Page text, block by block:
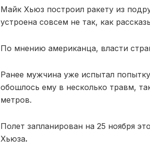
Майк Хьюз построил ракету из
устроена совсем не так, как
По мнению американца, власти
Ранее мужчина уже испытал
обошлось ему в несколько травм,
метров.
Полет запланирован на 25 ноября
Хьюза.